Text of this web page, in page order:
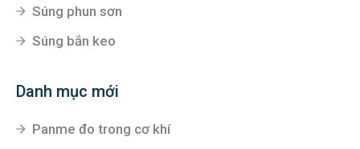
Súng phun sơn
Súng bắn keo
Danh mục mới
Panme đo trong cơ khí